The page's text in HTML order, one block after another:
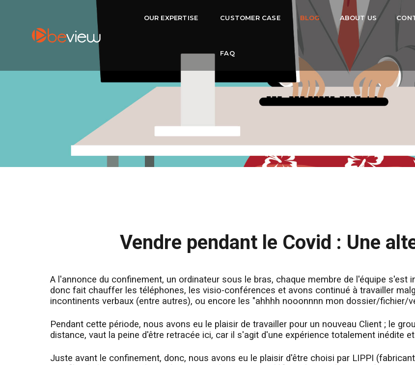
OUR EXPERTISE CUSTOMER CASE BLOG ABOUT US
FAQ
Vendre pendant le Covid : Une
A l'annonce du confinement, un ordinateur sous le bras, chaque membre de l'équipe s'est
donc fait chauffer les téléphones, les visio-conférences et avons continué à travailler
incontinents verbaux (entre autres), ou encore les "ahhhh nooonnnn mon dossier/fichier/
Pendant cette période, nous avons eu le plaisir de travailler pour un nouveau Client ; le
distance, vaut la peine d'être retracée ici, car il s'agit d'une expérience totalement inédite
Juste avant le confinement, donc, nous avons eu le plaisir d'être choisi par LIPPI